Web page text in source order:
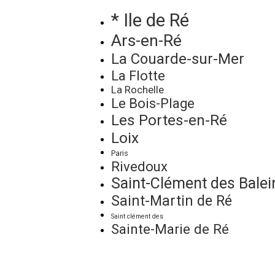
* Ile de Ré
Ars-en-Ré
La Couarde-sur-Mer
La Flotte
La Rochelle
Le Bois-Plage
Les Portes-en-Ré
Loix
Paris
Rivedoux
Saint-Clément des
Saint-Martin de Ré
Saint clément des
Sainte-Marie de Ré